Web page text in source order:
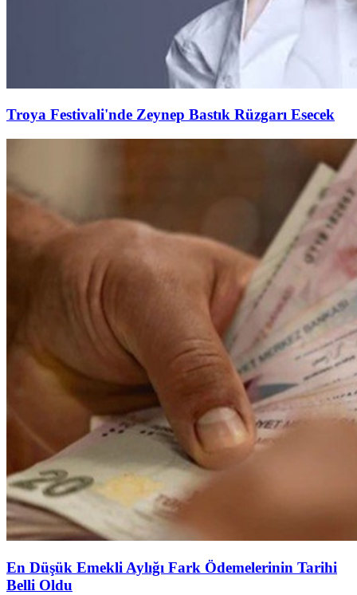
Troya Festivali'nde Zeynep Bastık Rüzgarı Esecek
En Düşük Emekli Aylığı Fark Ödemelerinin Tarihi
Belli Oldu